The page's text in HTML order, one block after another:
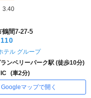
5つ星のうち3
3.40
間7-27-5
テル グループ
ンベリーパーク駅 (徒歩10分)
(車2分)
Googleマップで開く